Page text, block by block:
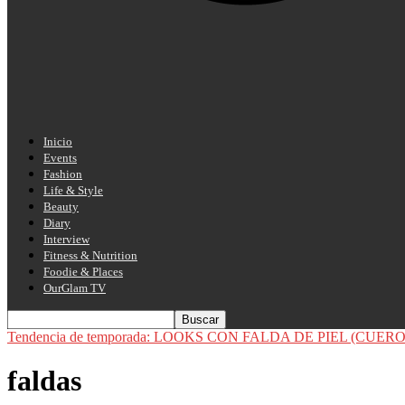
Inicio
Events
Fashion
Life & Style
Beauty
Diary
Interview
Fitness & Nutrition
Foodie & Places
OurGlam TV
Tendencia de temporada: LOOKS CON FALDA DE PIEL
faldas